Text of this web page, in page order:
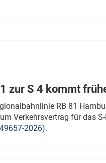
zur S 4 kommt
RB 81
Verkehrsvertrag für das
2026).